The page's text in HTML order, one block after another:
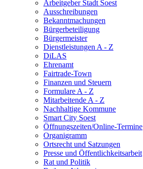
Arbeitgeber Stadt Soest
Ausschreibungen
Bekanntmachungen
Bürgerbeteiligung
Bürgermeister
Dienstleistungen A - Z
DiLAS
Ehrenamt
Fairtrade-Town
Finanzen und Steuern
Formulare A - Z
Mitarbeitende A - Z
Nachhaltige Kommune
Smart City Soest
Öffnungszeiten/Online-Termine
Organigramm
Ortsrecht und Satzungen
Presse und Öffentlichkeitsarbeit
Rat und Politik